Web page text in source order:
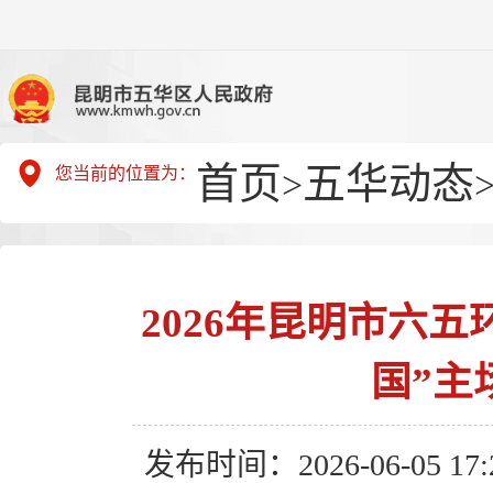
您当前的位置为： 首页>五华动态
2026年昆明市六五
国”主
发布时间：2026-06-05